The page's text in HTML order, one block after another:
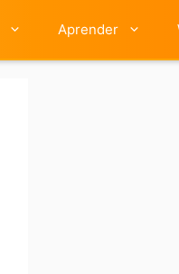
Aprender